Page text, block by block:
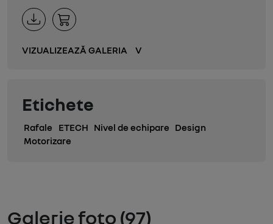
VIZUALIZEAZĂ GALERIA V
Etichete
Rafale ETECH Nivel de echipare
Design
Motorizare
Galerie foto (97)